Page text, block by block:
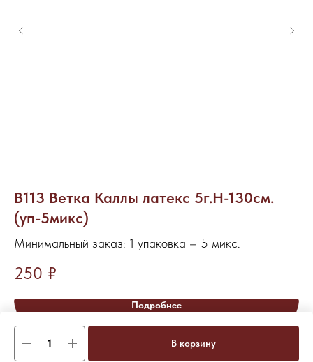
В корзину
В113 Ветка Каллы латекс 5г.H-130см.
(уп-5микс)
Минимальный заказ: 1 упаковка – 5 микс.
250 ₽
Подробнее